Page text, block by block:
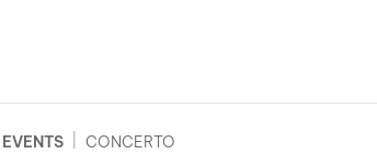
EVENTS CONCERTO